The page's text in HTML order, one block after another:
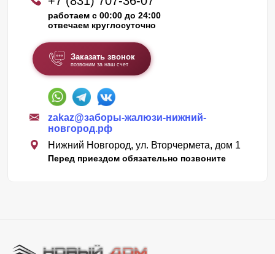
работаем с 00:00 до 24:00
отвечаем круглосуточно
Заказать звонок
позвоним за наш счет
zakaz@заборы-жалюзи-нижний-
новгород.рф
Нижний Новгород, ул. Вторчермета, дом 1
Перед приездом обязательно позвоните